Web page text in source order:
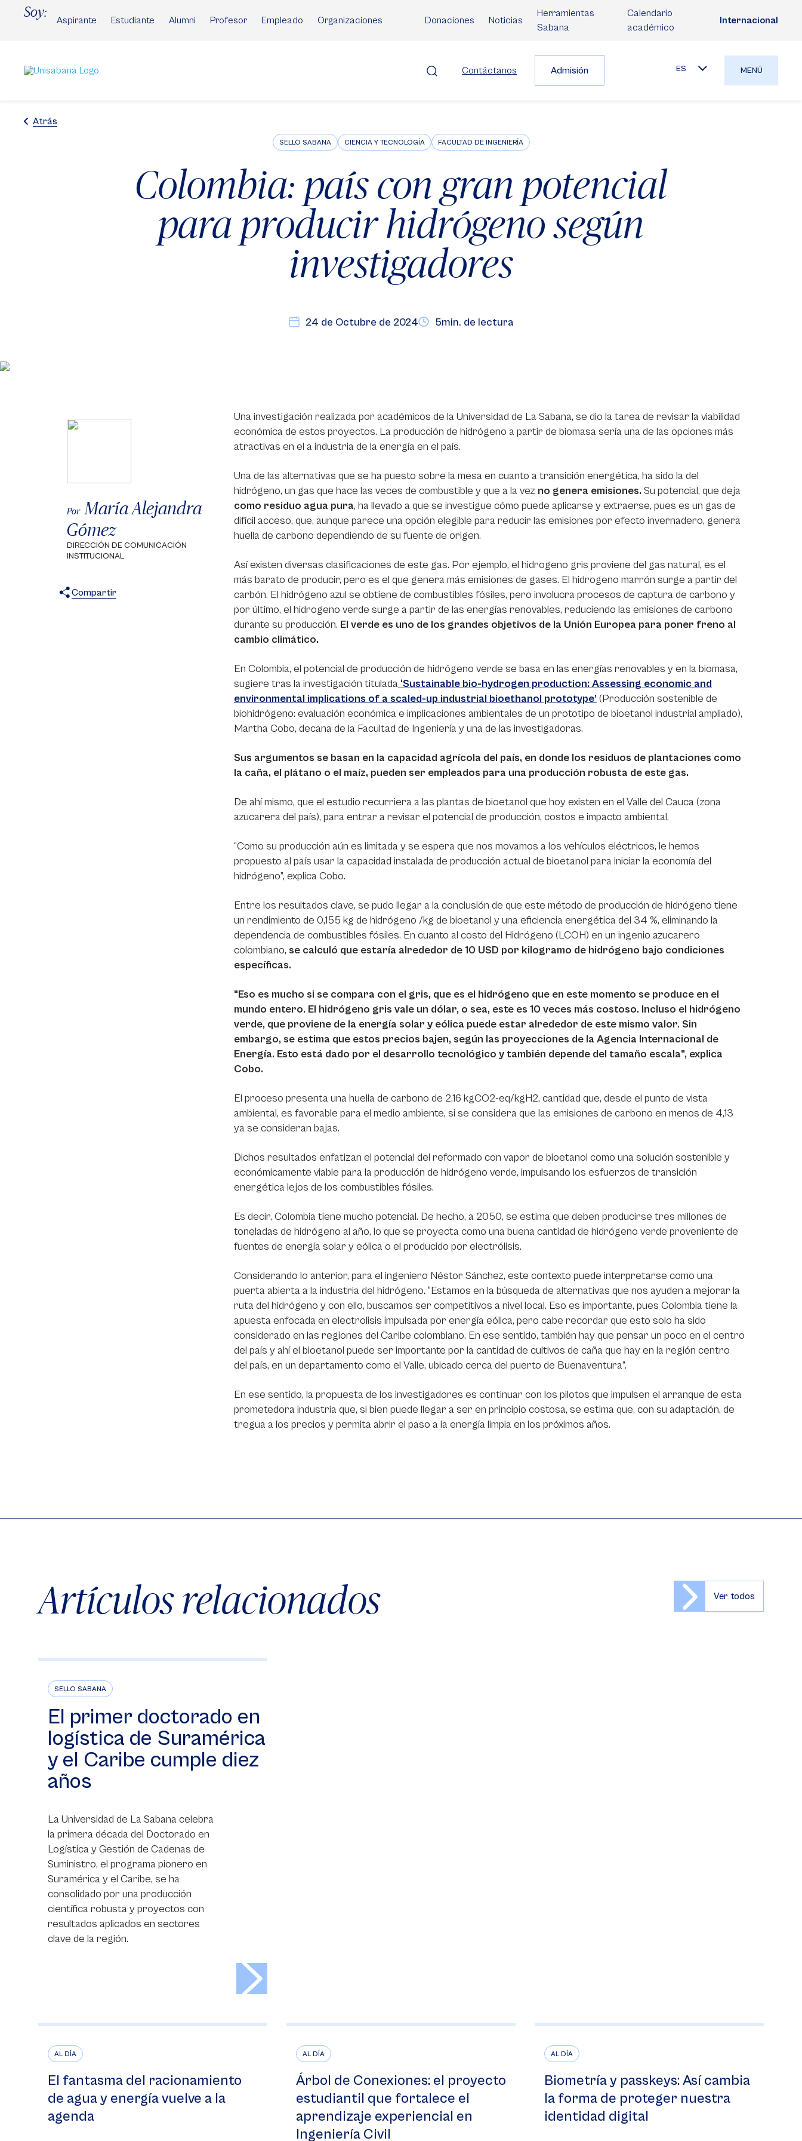
Soy:
Aspirante Estudiante Alumni Profesor Empleado Organizaciones Donaciones Noticias
Herramientas
Sabana
Calendario
académico
Internacional
Contáctanos Admisión ES MENÚ
Atrás
SELLO SABANA CIENCIA Y TECNOLOGÍA FACULTAD DE INGENIERÍA
Colombia: país con gran potencial
para producir hidrógeno según
investigadores
24 de Octubre de 2024 5min. de lectura
Por María Alejandra
Gómez
DIRECCIÓN DE COMUNICACIÓN
INSTITUCIONAL
Compartir
Una investigación realizada por académicos de la Universidad de La Sabana, se dio la tarea de revisar la viabilidad
económica de estos proyectos. La producción de hidrógeno a partir de biomasa sería una de las opciones más
atractivas en el a industria de la energía en el país.
Una de las alternativas que se ha puesto sobre la mesa en cuanto a transición energética, ha sido la del
hidrógeno, un gas que hace las veces de combustible y que a la vez no genera emisiones. Su potencial, que deja
como residuo agua pura, ha llevado a que se investigue cómo puede aplicarse y extraerse, pues es un gas de
difícil acceso, que, aunque parece una opción elegible para reducir las emisiones por efecto invernadero, genera
huella de carbono dependiendo de su fuente de origen.
Así existen diversas clasificaciones de este gas. Por ejemplo, el hidrogeno gris proviene del gas natural, es el
más barato de producir, pero es el que genera más emisiones de gases. El hidrogeno marrón surge a partir del
carbón. El hidrógeno azul se obtiene de combustibles fósiles, pero involucra procesos de captura de carbono y
por último, el hidrogeno verde surge a partir de las energías renovables, reduciendo las emisiones de carbono
durante su producción. El verde es uno de los grandes objetivos de la Unión Europea para poner freno al
cambio climático.
En Colombia, el potencial de producción de hidrógeno verde se basa en las energías renovables y en la biomasa,
sugiere tras la investigación titulada ‘Sustainable bio-hydrogen production: Assessing economic and
environmental implications of a scaled-up industrial bioethanol prototype’ (Producción sostenible de
biohidrógeno: evaluación económica e implicaciones ambientales de un prototipo de bioetanol industrial ampliado),
Martha Cobo, decana de la Facultad de Ingeniería y una de las investigadoras.
Sus argumentos se basan en la capacidad agrícola del país, en donde los residuos de plantaciones como
la caña, el plátano o el maíz, pueden ser empleados para una producción robusta de este gas.
De ahí mismo, que el estudio recurriera a las plantas de bioetanol que hoy existen en el Valle del Cauca (zona
azucarera del país), para entrar a revisar el potencial de producción, costos e impacto ambiental.
“Como su producción aún es limitada y se espera que nos movamos a los vehículos eléctricos, le hemos
propuesto al país usar la capacidad instalada de producción actual de bioetanol para iniciar la economía del
hidrógeno”, explica Cobo.
Entre los resultados clave, se pudo llegar a la conclusión de que este método de producción de hidrógeno tiene
un rendimiento de 0,155 kg de hidrógeno /kg de bioetanol y una eficiencia energética del 34 %, eliminando la
dependencia de combustibles fósiles. En cuanto al costo del Hidrógeno (LCOH) en un ingenio azucarero
colombiano, se calculó que estaría alrededor de 10 USD por kilogramo de hidrógeno bajo condiciones
específicas.
“Eso es mucho si se compara con el gris, que es el hidrógeno que en este momento se produce en el
mundo entero. El hidrógeno gris vale un dólar, o sea, este es 10 veces más costoso. Incluso el hidrógeno
verde, que proviene de la energía solar y eólica puede estar alrededor de este mismo valor. Sin
embargo, se estima que estos precios bajen, según las proyecciones de la Agencia Internacional de
Energía. Esto está dado por el desarrollo tecnológico y también depende del tamaño escala”, explica
Cobo.
El proceso presenta una huella de carbono de 2,16 kgCO2-eq/kgH2, cantidad que, desde el punto de vista
ambiental, es favorable para el medio ambiente, si se considera que las emisiones de carbono en menos de 4,13
ya se consideran bajas.
Dichos resultados enfatizan el potencial del reformado con vapor de bioetanol como una solución sostenible y
económicamente viable para la producción de hidrógeno verde, impulsando los esfuerzos de transición
energética lejos de los combustibles fósiles.
Es decir, Colombia tiene mucho potencial. De hecho, a 2050, se estima que deben producirse tres millones de
toneladas de hidrógeno al año, lo que se proyecta como una buena cantidad de hidrógeno verde proveniente de
fuentes de energía solar y eólica o el producido por electrólisis.
Considerando lo anterior, para el ingeniero Néstor Sánchez, este contexto puede interpretarse como una
puerta abierta a la industria del hidrógeno. “Estamos en la búsqueda de alternativas que nos ayuden a mejorar la
ruta del hidrógeno y con ello, buscamos ser competitivos a nivel local. Eso es importante, pues Colombia tiene la
apuesta enfocada en electrolisis impulsada por energía eólica, pero cabe recordar que esto solo ha sido
considerado en las regiones del Caribe colombiano. En ese sentido, también hay que pensar un poco en el centro
del país y ahí el bioetanol puede ser importante por la cantidad de cultivos de caña que hay en la región centro
del país, en un departamento como el Valle, ubicado cerca del puerto de Buenaventura”.
En ese sentido, la propuesta de los investigadores es continuar con los pilotos que impulsen el arranque de esta
prometedora industria que, si bien puede llegar a ser en principio costosa, se estima que, con su adaptación, de
tregua a los precios y permita abrir el paso a la energía limpia en los próximos años.
Artículos relacionados Ver todos
SELLO SABANA
El primer doctorado en
logística de Suramérica
y el Caribe cumple diez
años
La Universidad de La Sabana celebra
la primera década del Doctorado en
Logística y Gestión de Cadenas de
Suministro, el programa pionero en
Suramérica y el Caribe, se ha
consolidado por una producción
científica robusta y proyectos con
resultados aplicados en sectores
clave de la región.
AL DÍA
El fantasma del racionamiento
de agua y energía vuelve a la
agenda
AL DÍA
Árbol de Conexiones: el proyecto
estudiantil que fortalece el
aprendizaje experiencial en
Ingeniería Civil
AL DÍA
Biometría y passkeys: Así cambia
la forma de proteger nuestra
identidad digital